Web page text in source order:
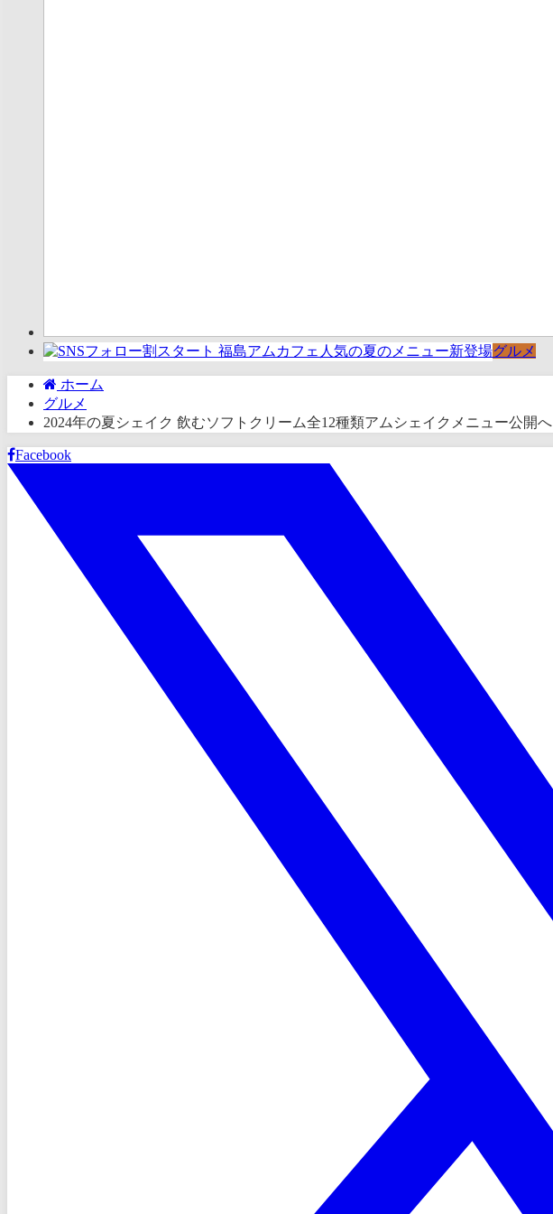
グルメ
ホーム
グルメ
2024年の夏シェイク 飲むソフトクリーム全12種類アムシェイクメニュー公開へ
Facebook